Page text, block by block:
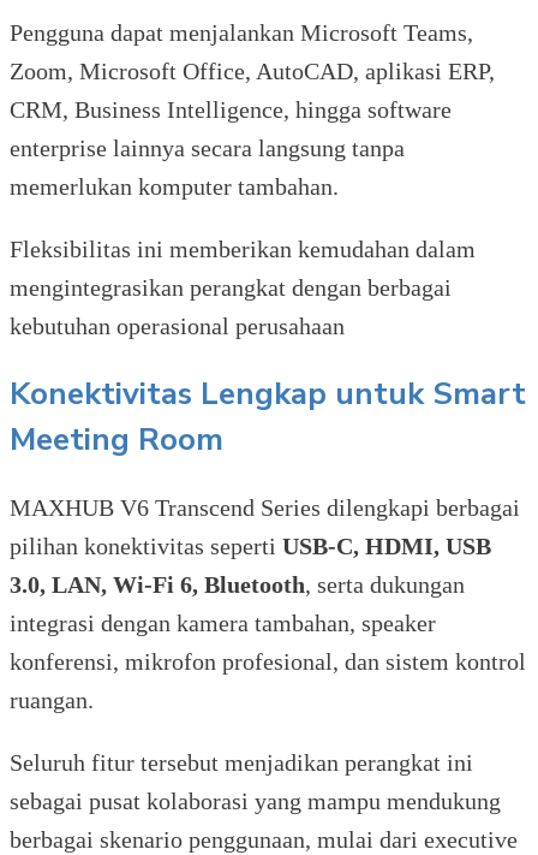
Pengguna dapat menjalankan Microsoft Teams,
Zoom, Microsoft Office, AutoCAD, aplikasi ERP,
CRM, Business Intelligence, hingga software
enterprise lainnya secara langsung tanpa
memerlukan komputer tambahan.
Fleksibilitas ini memberikan kemudahan dalam
mengintegrasikan perangkat dengan berbagai
kebutuhan operasional perusahaan
Konektivitas Lengkap untuk Smart
Meeting Room
MAXHUB V6 Transcend Series dilengkapi berbagai
pilihan konektivitas seperti USB-C, HDMI, USB
3.0, LAN, Wi-Fi 6, Bluetooth, serta dukungan
integrasi dengan kamera tambahan, speaker
konferensi, mikrofon profesional, dan sistem kontrol
ruangan.
Seluruh fitur tersebut menjadikan perangkat ini
sebagai pusat kolaborasi yang mampu mendukung
berbagai skenario penggunaan, mulai dari executive